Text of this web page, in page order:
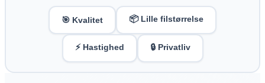
🎯 Kvalitet 📦 Lille filstørrelse
⚡ Hastighed 🔒 Privatliv